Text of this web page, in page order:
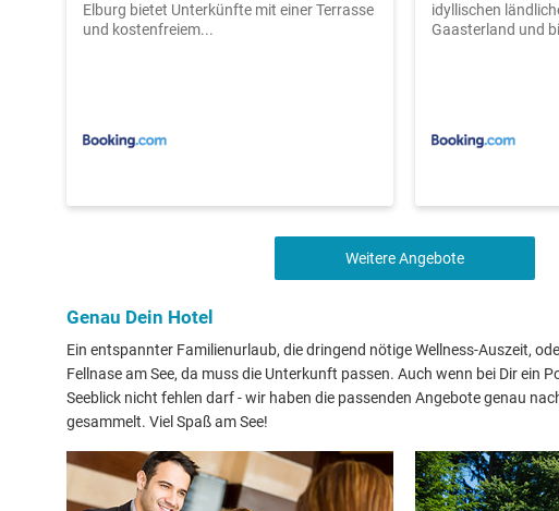
Elburg bietet Unterkünfte mit einer Terrasse
und kostenfreiem...
idyllischen
Gaasterland und
Weitere Angebote
Genau Dein Hotel
Ein entspannter Familienurlaub, die dringend nötige Wellness-Auszeit,
Fellnase am See, da muss die Unterkunft passen. Auch wenn bei Dir ein
Seeblick nicht fehlen darf - wir haben die passenden Angebote genau
gesammelt. Viel Spaß am See!